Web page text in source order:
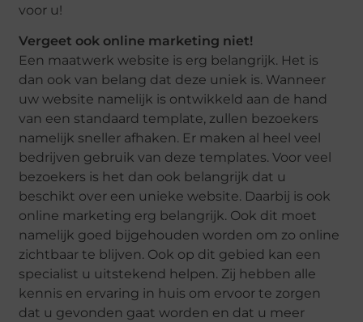
voor u!
Vergeet ook online marketing niet!
Een maatwerk website is erg belangrijk. Het is
dan ook van belang dat deze uniek is. Wanneer
uw website namelijk is ontwikkeld aan de hand
van een standaard template, zullen bezoekers
namelijk sneller afhaken. Er maken al heel veel
bedrijven gebruik van deze templates. Voor veel
bezoekers is het dan ook belangrijk dat u
beschikt over een unieke website. Daarbij is ook
online marketing erg belangrijk. Ook dit moet
namelijk goed bijgehouden worden om zo online
zichtbaar te blijven. Ook op dit gebied kan een
specialist u uitstekend helpen. Zij hebben alle
kennis en ervaring in huis om ervoor te zorgen
dat u gevonden gaat worden en dat u meer